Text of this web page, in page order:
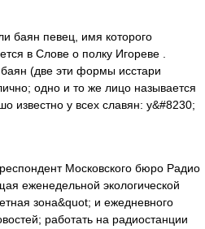
баян певец, имя которого
в Слове о полку Игореве .
(две эти формы исстари
одно и то же лицо называется
известно у всех славян: у&#8230;
Московского бюро Радио
еженедельной экологической
зона&quot; и ежедневного
работать на радиостанции